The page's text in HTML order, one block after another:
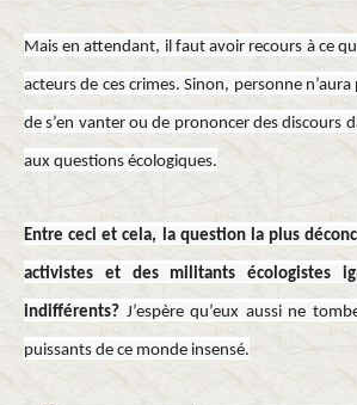
Mais en attendant, il faut avoir recours à ce
acteurs de ces crimes. Sinon, personne
de s’en vanter ou de prononcer des discours
aux questions écologiques.
Entre ceci et cela, la question la plus
activistes et des militants écologistes
indifférents? J’espère qu’eux aussi ne
puissants de ce monde insensé.